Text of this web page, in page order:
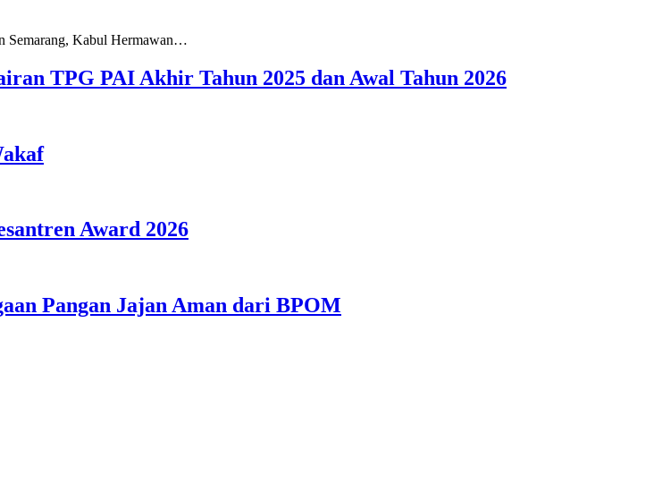
Semarang, Kabul Hermawan…
TPG PAI Akhir Tahun 2025 dan Awal Tahun 2026
Award 2026
Pangan Jajan Aman dari BPOM